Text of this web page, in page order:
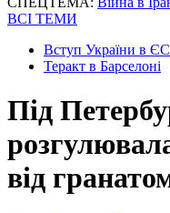
ВСІ ТЕМИ
Вступ України в ЄС
Теракт в Барселоні
Під
від